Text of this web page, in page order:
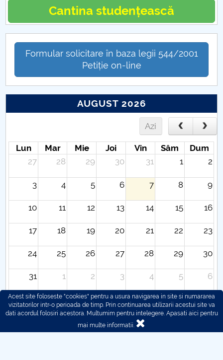
Cantina studențească
Formular solicitare în baza legii 544/2001
Petiție on-line
AUGUST 2026
Azi
Lun Mar Mie Joi Vin Sâm
Dum
27
28 29 30 31 1 2
3 4 5 6 7 8 9
10 11 12 13 14 15 16
17 18 19 20 21 22 23
24 25 26 27 28 29 30
31 1 2 3 4 5 6
Acest site foloseste "cookies" pentru a usura navigarea in site si numararea
vizitatorilor intr-o perioada de timp. Prin continuarea utilizarii acestui site va
dati acordul folosiri acestora. Multumim pentru intelegere. Apasati aici pentru
mai multe informatii.